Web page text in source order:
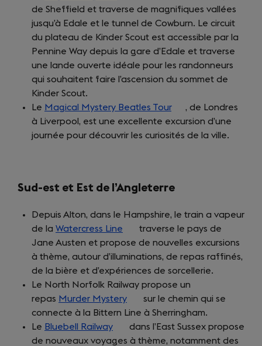
in
a
new
tab)
de Sheffield et traverse de magnifiques vallées
jusqu’à Edale et le tunnel de Cowburn. Le circuit
du plateau de Kinder Scout est accessible par la
Pennine Way depuis la gare d’Edale et traverse
une lande ouverte idéale pour les randonneurs
qui souhaitent faire l’ascension du sommet de
Kinder Scout.
Le Magical Mystery Beatles Tour(opens
in
a
, de Londres
à Liverpool, est une excellente excursion d’une
journée pour découvrir les curiosités de la ville.
Sud-est et Est de l’Angleterre
Depuis Alton, dans le Hampshire, le train a vapeur
de la Watercress Line (opens
in
a
new
tab)
traverse le pays de
Jane Austen et propose de nouvelles excursions
à thème, autour d’illuminations, de repas raffinés,
de la bière et d’expériences de sorcellerie.
Le North Norfolk Railway propose un
repas Murder Mystery (opens
in
a
new
sur le chemin qui se
connecte à la Bittern Line à Sherringham.
Le Bluebell Railway (opens
in
dans l’East Sussex propose
de nouveaux voyages à thème, notamment des